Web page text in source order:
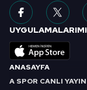
ANASAYFA
A SPOR CANLI YAYIN